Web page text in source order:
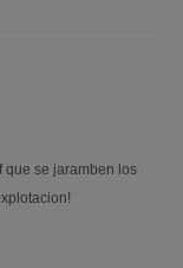
que se jaramben los